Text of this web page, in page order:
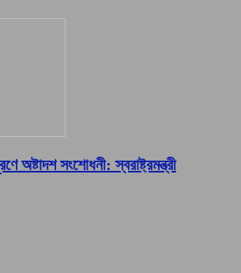
অষ্টাদশ সংশোধনী: স্বরাষ্ট্রমন্ত্রী